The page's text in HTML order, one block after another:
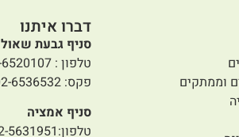
וממתקים
דברו איתנו
סניף גבעת שאול
טלפון : 02-6520107
פקס: 02-6536532
סניף אמציה
טלפון:02-5631951